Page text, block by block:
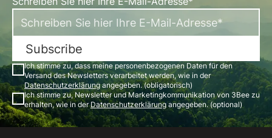
Subscribe
Ich stimme zu, dass meine personenbezogenen Daten für den
Versand des Newsletters verarbeitet werden, wie in der
Datenschutzerklärungangegeben. (obligatorisch)
Ich stimme zu, Newsletter und Marketingkommunikation von 3Bee zu
erhalten, wie in derDatenschutzerklärungangegeben. (optional)